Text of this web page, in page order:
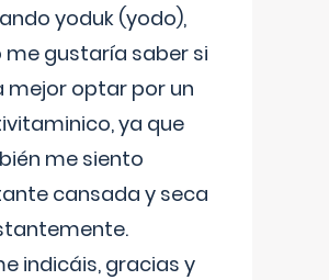
yoduk (yodo),
me gustaría saber si
mejor optar por un
ya que
me siento
cansada y seca
indicáis, gracias y